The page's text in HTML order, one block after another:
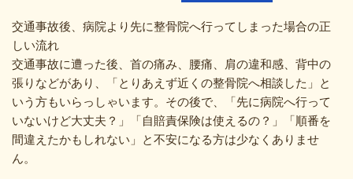
交通事故後、病院より先に整骨院へ行ってしまった場合の正
しい流れ
交通事故に遭った後、首の痛み、腰痛、肩の違和感、背中の
張りなどがあり、「とりあえず近くの整骨院へ相談した」と
いう方もいらっしゃいます。その後で、「先に病院へ行って
いないけど大丈夫？」「自賠責保険は使えるの？」「順番を
間違えたかもしれない」と不安になる方は少なくありませ
ん。